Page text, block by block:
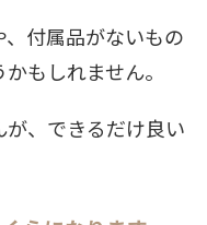
付属品がないもの
もしれません。
、できるだけ良い